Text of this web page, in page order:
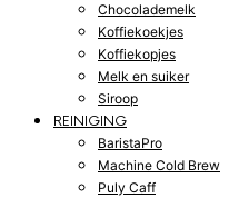
Chocolademelk
Koffiekoekjes
Koffiekopjes
Melk en suiker
Siroop
REINIGING
BaristaPro
Machine Cold Brew
Puly Caff